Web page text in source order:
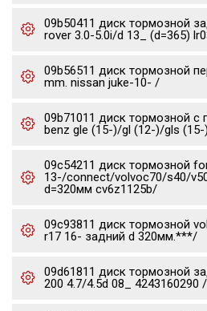
09b50411 диск тормозной
rover 3.0-5.0i/d 13_ (d=365)
09b56511 диск тормозной
mm. nissan juke-10- /
09b71011 диск тормозной с
benz gle (15-)/gl (12-)/gls
09c54211 диск тормозной
13-/connect/volvoc70/s40/
d=320мм cv6z1125b/
09c93811 диск тормозной
r17 16- задний d 320мм.***/
09d61811 диск тормозной
200 4.7/4.5d 08_ 4243160290 /